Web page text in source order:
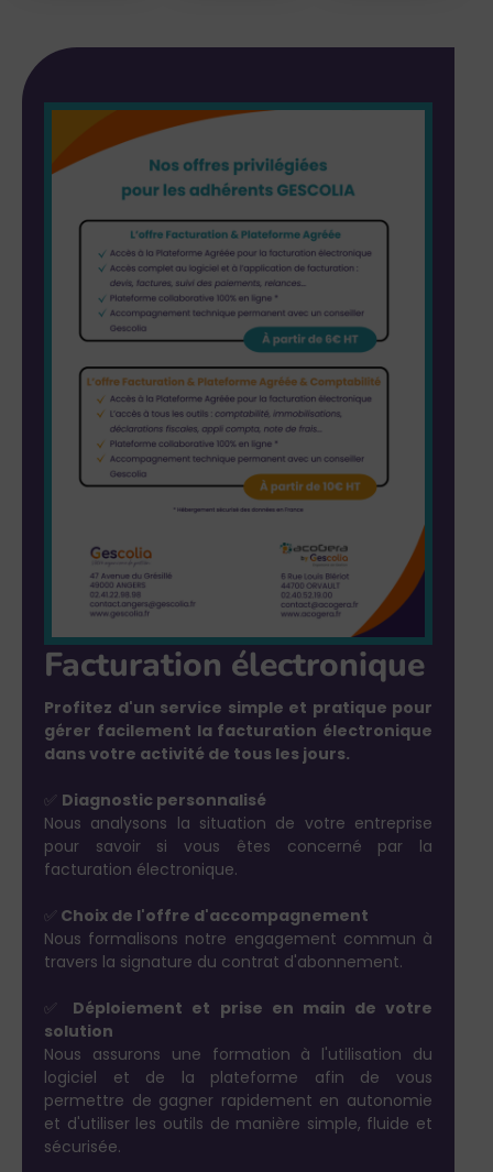
Facturation électronique
Profitez d'un service simple et pratique pour
gérer facilement la facturation électronique
dans votre activité de tous les jours.
✅ Diagnostic personnalisé
Nous analysons la situation de votre entreprise
pour savoir si vous êtes concerné par la
facturation électronique.
✅ Choix de l'offre d'accompagnement
Nous formalisons notre engagement commun à
travers la signature du contrat d'abonnement.
✅ Déploiement et prise en main de votre
solution
Nous assurons une formation à l'utilisation du
logiciel et de la plateforme afin de vous
permettre de gagner rapidement en autonomie
et d'utiliser les outils de manière simple, fluide et
sécurisée.